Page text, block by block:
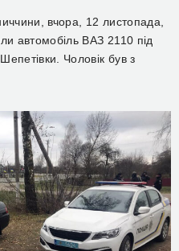
вчора, 12 листопада,
автомобіль ВАЗ 2110 під
Чоловік був з